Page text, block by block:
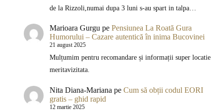
de la Rizzoli,numai dupa 3 luni s-au spart in talpa…
Marioara Gurgu pe Pensiunea La Roată Gura
Humorului – Cazare autentică în inima Bucovinei
21 august 2025
Mulțumim pentru recomandare și informații super locatie
meritavizitata.
Nita Diana-Mariana pe Cum să obții codul EORI
gratis – ghid rapid
12 martie 2025